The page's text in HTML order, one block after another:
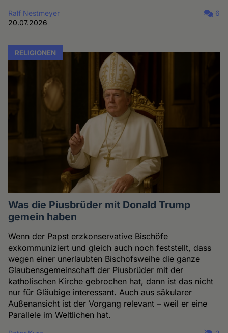
Ralf Nestmeyer
20.07.2026
6
RELIGIONEN
Was die Piusbrüder mit Donald Trump
gemein haben
Wenn der Papst erzkonservative Bischöfe
exkommuniziert und gleich auch noch feststellt, dass
wegen einer unerlaubten Bischofsweihe die ganze
Glaubensgemeinschaft der Piusbrüder mit der
katholischen Kirche gebrochen hat, dann ist das nicht
nur für Gläubige interessant. Auch aus säkularer
Außenansicht ist der Vorgang relevant – weil er eine
Parallele im Weltlichen hat.